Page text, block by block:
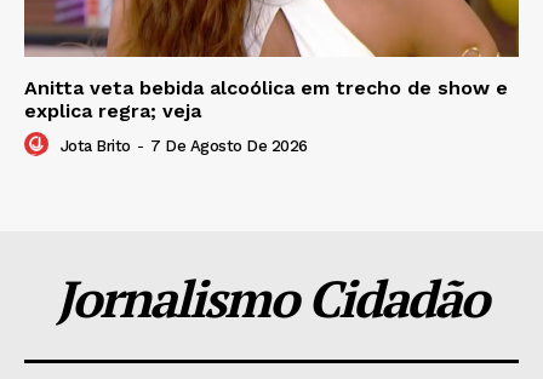
Anitta veta bebida alcoólica em trecho de show e
explica regra; veja
Jota Brito - 7 De Agosto De 2026
Jornalismo Cidadão